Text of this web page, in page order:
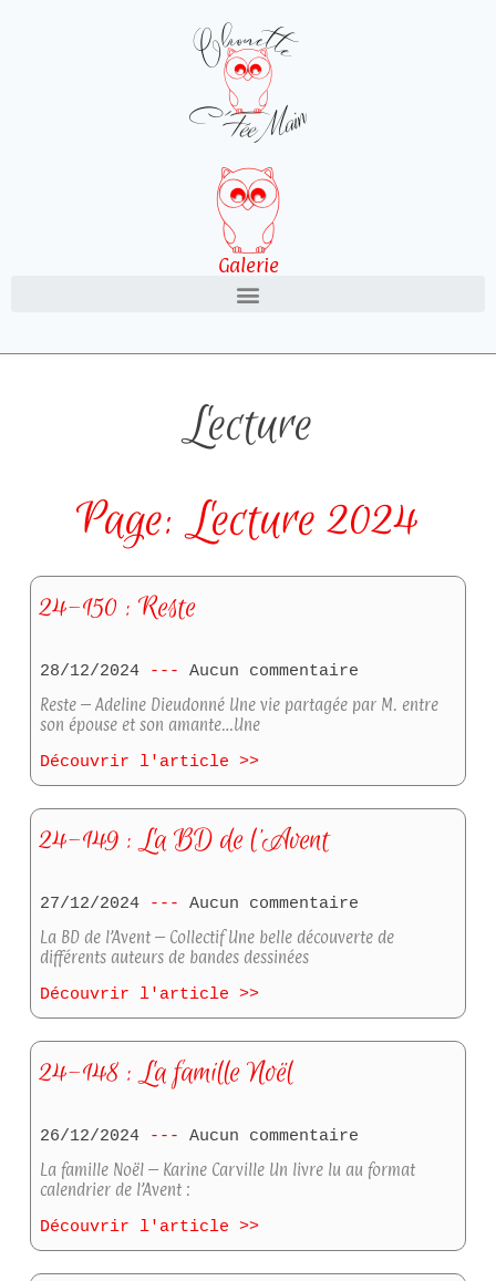
Galerie
Lecture
Page: Lecture 2024
24-150 : Reste
28/12/2024
Aucun commentaire
Reste – Adeline Dieudonné Une vie partagée par M. entre
son épouse et son amante…Une
Découvrir l'article >>
24-149 : La BD de l’Avent
27/12/2024
Aucun commentaire
La BD de l’Avent – Collectif Une belle découverte de
différents auteurs de bandes dessinées
Découvrir l'article >>
24-148 : La famille Noël
26/12/2024
Aucun commentaire
La famille Noël – Karine Carville Un livre lu au format
calendrier de l’Avent :
Découvrir l'article >>